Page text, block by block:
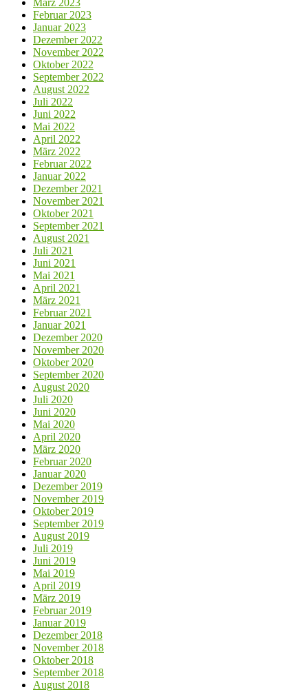
März 2023
Februar 2023
Januar 2023
Dezember 2022
November 2022
Oktober 2022
September 2022
August 2022
Juli 2022
Juni 2022
Mai 2022
April 2022
März 2022
Februar 2022
Januar 2022
Dezember 2021
November 2021
Oktober 2021
September 2021
August 2021
Juli 2021
Juni 2021
Mai 2021
April 2021
März 2021
Februar 2021
Januar 2021
Dezember 2020
November 2020
Oktober 2020
September 2020
August 2020
Juli 2020
Juni 2020
Mai 2020
April 2020
März 2020
Februar 2020
Januar 2020
Dezember 2019
November 2019
Oktober 2019
September 2019
August 2019
Juli 2019
Juni 2019
Mai 2019
April 2019
März 2019
Februar 2019
Januar 2019
Dezember 2018
November 2018
Oktober 2018
September 2018
August 2018